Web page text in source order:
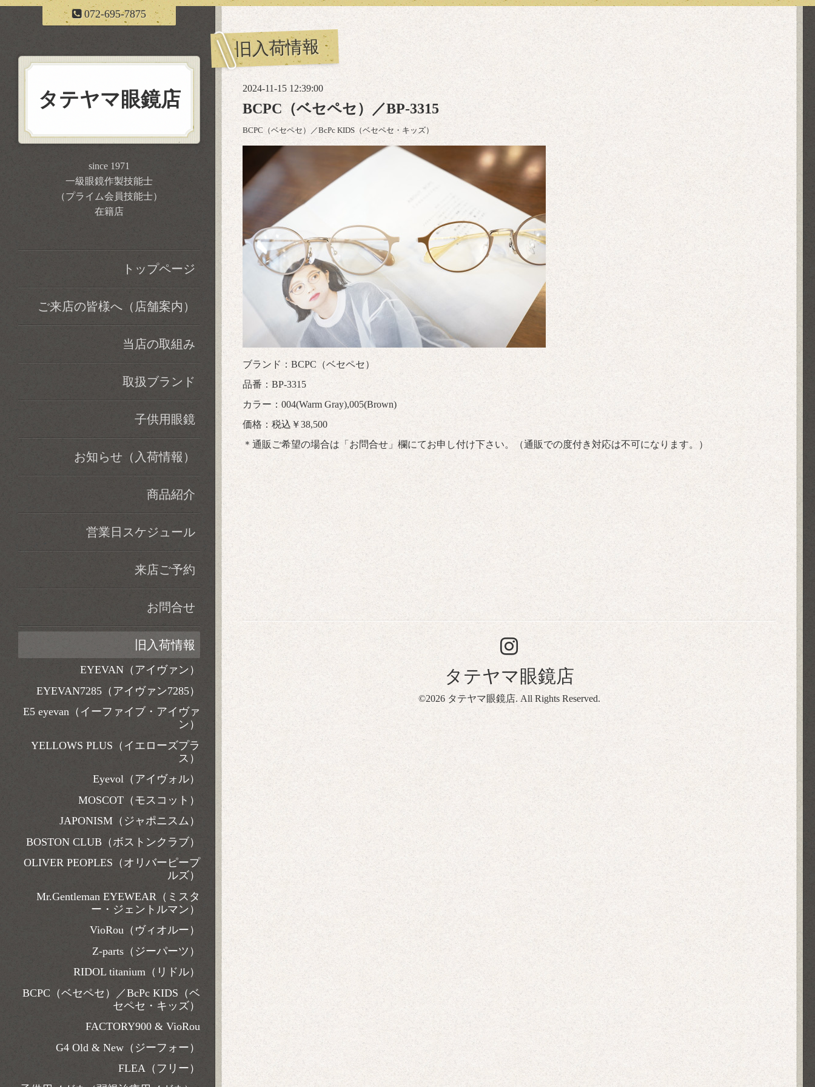
072-695-7875
旧入荷情報
2024-11-15 12:39:00
BCPC（ベセペセ）／BP-3315
BCPC（ベセペセ）／BcPc KIDS（ベセペセ・キッズ）
ブランド：BCPC（ベセペセ）
品番：BP-3315
カラー：004(Warm Gray),005(Brown)
価格：税込￥38,500
＊通販ご希望の場合は「 お問合せ 」欄にてお申し付け下さい。（通販での度付き対応は不可になります。）
タテヤマ眼鏡店
©2026 タテヤマ眼鏡店. All Rights Reserved.
タテヤマ眼鏡店
since 1971
一級眼鏡作製技能士
（プライム会員技能士）
在籍店
トップページ
ご来店の皆様へ（店舗案内）
当店の取組み
取扱ブランド
子供用眼鏡
お知らせ（入荷情報）
商品紹介
営業日スケジュール
来店ご予約
お問合せ
旧入荷情報
EYEVAN（アイヴァン）
EYEVAN7285（アイヴァン7285）
E5 eyevan（イーファイブ・アイヴァ
ン）
YELLOWS PLUS（イエローズプラ
ス）
Eyevol（アイヴォル）
MOSCOT（モスコット）
JAPONISM（ジャポニスム）
BOSTON CLUB（ボストンクラブ）
OLIVER PEOPLES（オリバーピープ
ルズ）
Mr.Gentleman EYEWEAR（ミスタ
ー・ジェントルマン）
VioRou（ヴィオルー）
Z-parts（ジーパーツ）
RIDOL titanium（リドル）
BCPC（ベセペセ）／BcPc KIDS（ベ
セペセ・キッズ）
FACTORY900 & VioRou
G4 Old & New（ジーフォー）
FLEA（フリー）